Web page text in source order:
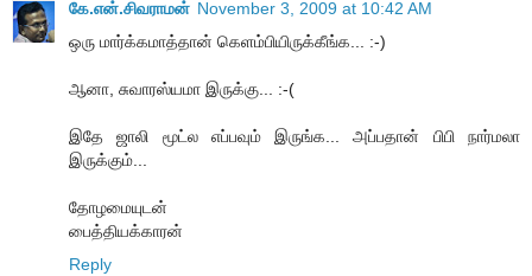
கே.என்.சிவராமன் November 3, 2009 at 10:42 AM
ஒரு மார்க்கமாத்தான் கெளம்பியிருக்கீங்க... :-)
ஆனா, சுவாரஸ்யமா இருக்கு... :-(
இதே ஜாலி மூட்ல எப்பவும் இருங்க... அப்பதான் பிபி நார்மலா
இருக்கும்...
தோழமையுடன்
பைத்தியக்காரன்
Reply